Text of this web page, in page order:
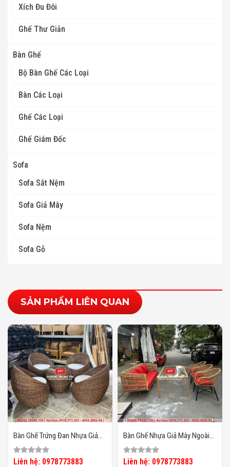
Xích Đu Đôi
Ghế Thư Giản
Bàn Ghế
Bộ Bàn Ghế Các Loại
Bàn Các Loại
Ghế Các Loại
Ghế Giám Đốc
Sofa
Sofa Sắt Nệm
Sofa Giả Mây
Sofa Nệm
Sofa Gỗ
SẢN PHẨM LIÊN QUAN
Bàn Ghế Trứng Đan Nhựa Giả
Mây HTT25
Liên hệ: 0978773883
Bàn Ghế Nhựa Giả Mây Ngoài
Trời HTT134
Liên hệ: 0978773883